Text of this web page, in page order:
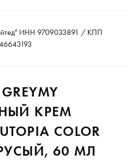
ИНН 9709033891 / КПП
КРЕМ
COLOR
60 МЛ